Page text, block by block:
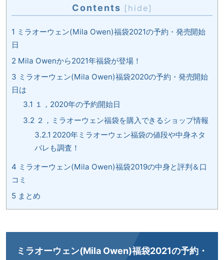
Contents [ hide]
1 ミラオーウェン(Mila Owen)福袋2021の予約・発売開始
日
2 Mila Owenから2021年福袋が登場！
3 ミラオーウェン(Mila Owen)福袋2020の予約・発売開始
日は
3.1 １，2020年の予約開始日
3.2 ２，ミラオーウェン福袋を購入できるショップ情報
3.2.1 2020年ミラオーウェン福袋の値段や中身ネタ
バレも調査！
4 ミラオーウェン(Mila Owen)福袋2019の中身と評判＆口
コミ
5まとめ
ミラオーウェン(Mila Owen)福袋2021の予約・